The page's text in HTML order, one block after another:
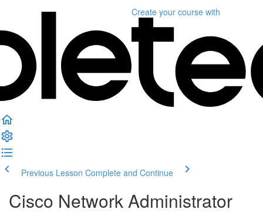
Create your course with
Previous Lesson Complete and Continue
Cisco Network Administrator